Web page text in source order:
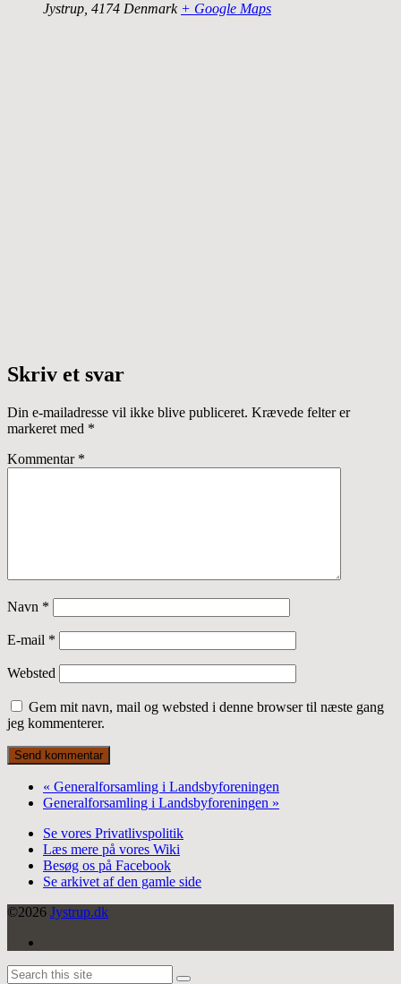
Jystrup 4174 Denmark + Google Maps
Skriv et svar
Din e-mailadresse vil ikke blive publiceret. Krævede felter er
markeret med *
Kommentar *
Navn *
E-mail *
Websted
Gem mit navn, mail og websted i denne browser til næste gang
jeg kommenterer.
comment
« Generalforsamling i Landsbyforeningen
Generalforsamling i Landsbyforeningen »
Se vores Privatlivspolitik
Læs mere på vores Wiki
Besøg os på Facebook
Se arkivet af den gamle side
©2026 Jystrup.dk
Back
Search